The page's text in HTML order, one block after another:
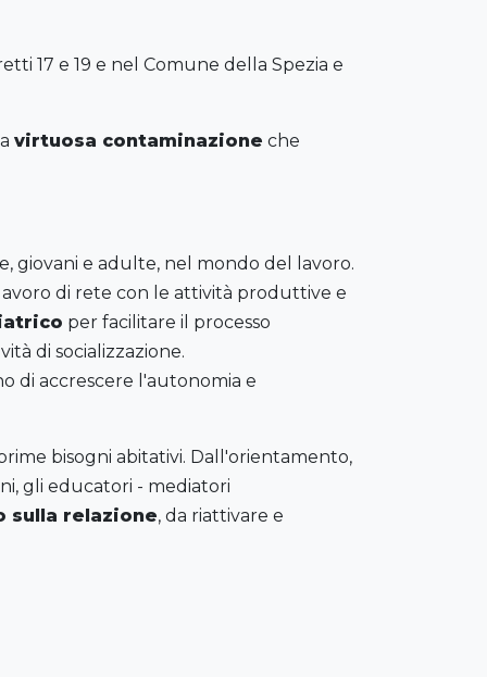
17 e 19 e nel Comune della Spezia e
virtuosa contaminazione che
giovani e adulte, nel mondo del lavoro.
di rete con le attività produttive e
per facilitare il processo
di socializzazione.
di accrescere l'autonomia e
bisogni abitativi. Dall'orientamento,
gli educatori - mediatori
sulla relazione, da riattivare e